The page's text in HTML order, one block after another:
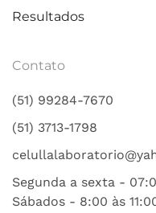
Resultados
Contato
(51) 99284-7670
(51) 3713-1798
Segunda a sexta -
Sábados - 8:00 às